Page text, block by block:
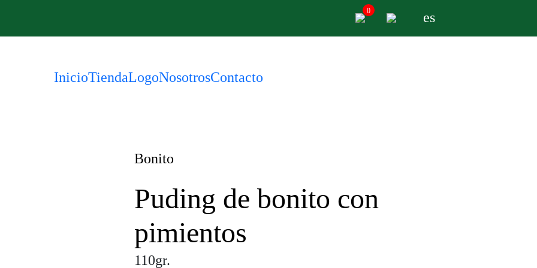
0 es
InicioTiendaLogoNosotrosContacto
Bonito
Puding de bonito con
pimientos
110gr.